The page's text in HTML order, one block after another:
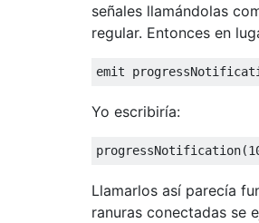
señales llamándolas
regular. Entonces en
emit
Yo escribiría:
progressNotification(
Llamarlos así parecía
ranuras conectadas se